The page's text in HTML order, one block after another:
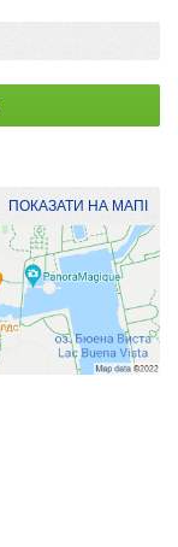
ПОКАЗАТИ НА МАПІ